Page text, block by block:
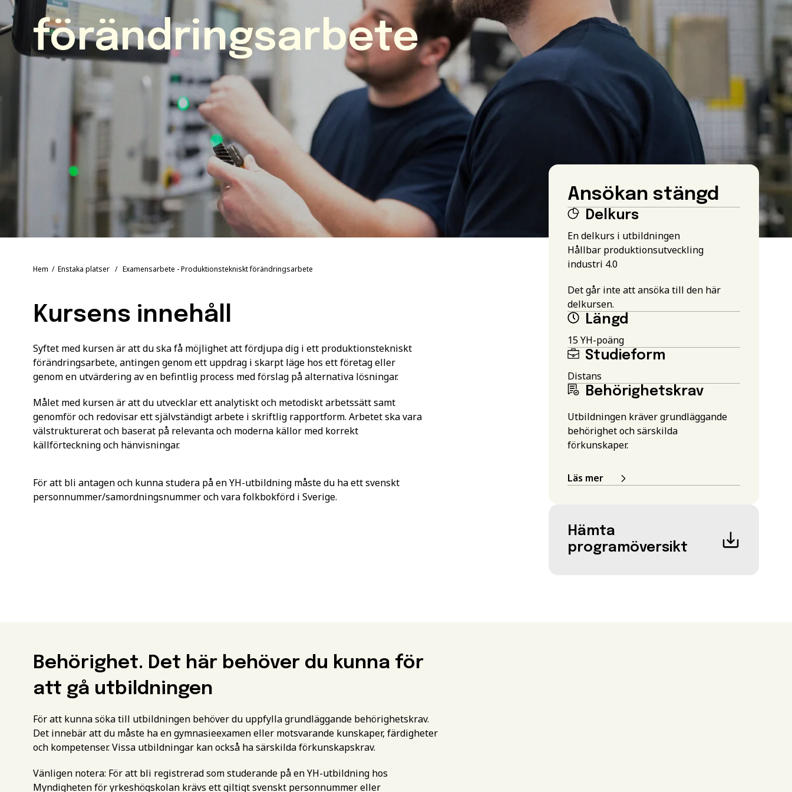
förändringsarbete
Hem / Enstaka platser / Examensarbete - Produktionstekniskt förändringsarbete
Kursens innehåll
Syftet med kursen är att du ska få möjlighet att fördjupa dig i ett produktionstekniskt
förändringsarbete, antingen genom ett uppdrag i skarpt läge hos ett företag eller
genom en utvärdering av en befintlig process med förslag på alternativa lösningar.
Målet med kursen är att du utvecklar ett analytiskt och metodiskt arbetssätt samt
genomför och redovisar ett självständigt arbete i skriftlig rapportform. Arbetet ska vara
välstrukturerat och baserat på relevanta och moderna källor med korrekt
källförteckning och hänvisningar.
För att bli antagen och kunna studera på en YH-utbildning måste du ha ett svenskt
personnummer/samordningsnummer och vara folkbokförd i Sverige.
Ansökan stängd
Delkurs
En delkurs i utbildningen
Hållbar produktionsutveckling
industri 4.0
Det går inte att ansöka till den här
delkursen.
Längd
15 YH-poäng
Studieform
Distans
Behörighetskrav
Utbildningen kräver grundläggande
behörighet och särskilda
förkunskaper.
Läs mer
Hämta
programöversikt
Behörighet. Det här behöver du kunna för
att gå utbildningen
För att kunna söka till utbildningen behöver du uppfylla grundläggande behörighetskrav.
Det innebär att du måste ha en gymnasieexamen eller motsvarande kunskaper, färdigheter
och kompetenser. Vissa utbildningar kan också ha särskilda förkunskapskrav.
Vänligen notera: För att bli registrerad som studerande på en YH-utbildning hos
Myndigheten för yrkeshögskolan krävs ett giltigt svenskt personnummer eller